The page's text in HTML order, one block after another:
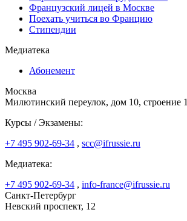
Французский лицей в Москве
Поехать учиться во Францию
Стипендии
Медиатека
Абонемент
Москва
Милютинский переулок, дом 10, строение 1
Курсы / Экзамены:
+7 495 902-69-34 , scc@ifrussie.ru
Медиатека:
+7 495 902-69-34 , info-france@ifrussie.ru
Санкт-Петербург
Невский проспект, 12